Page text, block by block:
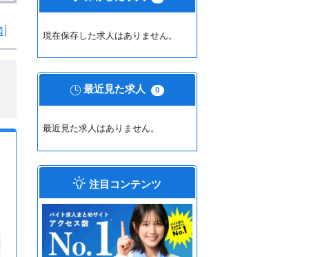
現在保存した求人はありません。
最近見た求人 0
最近見た求人はありません。
注目コンテンツ